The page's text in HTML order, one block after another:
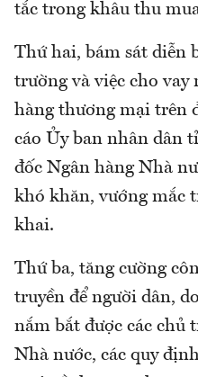
tắc trong khâu thu
Thứ hai, bám sát
trường và việc cho vay
hàng thương mại trên
cáo Ủy ban nhân dân
đốc Ngân hàng Nhà
khó khăn, vướng mắc
khai.
Thứ ba, tăng cường
truyền để người dân,
nắm bắt được các chủ
Nhà nước, các quy